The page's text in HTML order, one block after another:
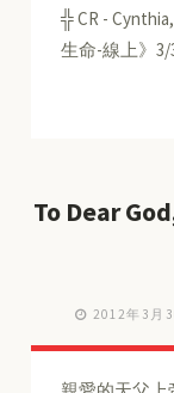
╬ CR -
生命-線上》3/
To Dear
2012年3月